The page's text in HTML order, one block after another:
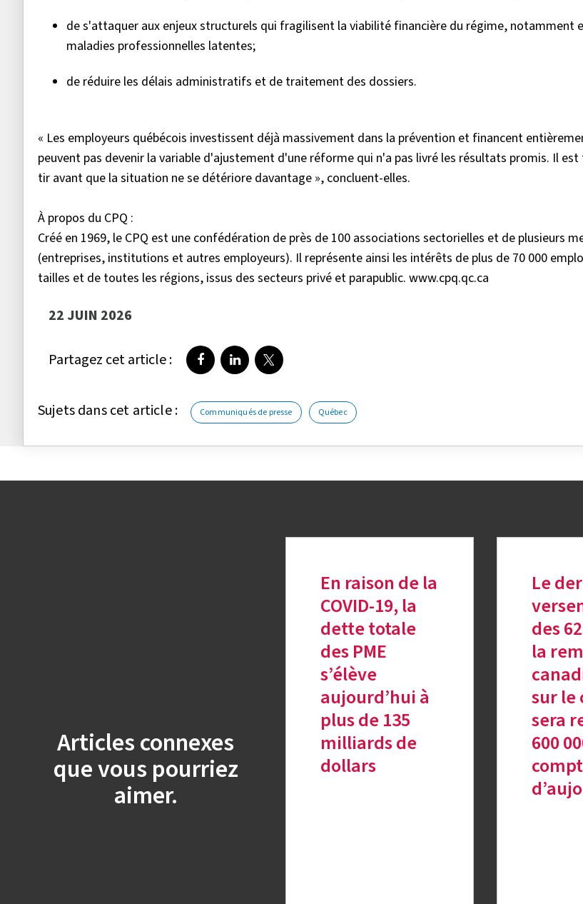
de s'attaquer aux enjeux structurels qui fragilisent la viabilité financière du régime, notamment
maladies professionnelles latentes;
de réduire les délais administratifs et de traitement des dossiers.
« Les employeurs québécois investissent déjà massivement dans la prévention et financent
peuvent pas devenir la variable d'ajustement d'une réforme qui n'a pas livré les résultats promis. Il
tir avant que la situation ne se détériore davantage », concluent-elles.
À propos du CPQ :
Créé en 1969, le CPQ est une confédération de près de 100 associations sectorielles et de plusieurs
(entreprises, institutions et autres employeurs). Il représente ainsi les intérêts de plus de 70 000
tailles et de toutes les régions, issus des secteurs privé et parapublic. www.cpq.qc.ca
22 JUIN 2026
Partagez cet article : Partager sur Facebook
Partager sur LinkedIn
Partager sur Twitter
Sujets dans cet article : Communiqués de presse Québec
Articles connexes
que vous pourriez
aimer.
En raison de la
COVID-19, la
dette totale
des PME
s’élève
aujourd’hui à
plus de 135
milliards de
dollars
Le
des
la
sur le
sera
600